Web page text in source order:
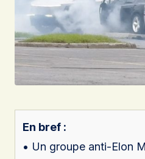
En bref :
• Un groupe anti-Elon